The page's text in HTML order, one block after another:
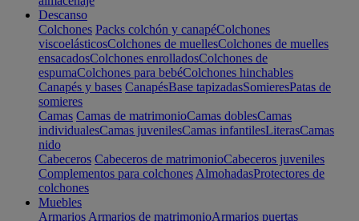
Descanso
Colchones Packs colchón y canapéColchones
viscoelásticosColchones de muellesColchones de muelles
ensacadosColchones enrolladosColchones de
espumaColchones para bebéColchones hinchables
Canapés y bases CanapésBase tapizadasSomieresPatas de
somieres
Camas Camas de matrimonioCamas doblesCamas
individualesCamas juvenilesCamas infantilesLiterasCamas
nido
Cabeceros Cabeceros de matrimonioCabeceros juveniles
Complementos para colchones AlmohadasProtectores de
colchones
Muebles
Armarios Armarios de matrimonioArmarios puertas